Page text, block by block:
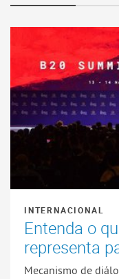
INTERNACIONAL
Entenda o
representa
Mecanismo de